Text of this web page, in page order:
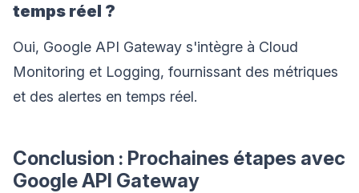
temps réel ?
Oui, Google API Gateway s'intègre à Cloud
Monitoring et Logging, fournissant des métriques
et des alertes en temps réel.
Conclusion : Prochaines étapes avec
Google API Gateway